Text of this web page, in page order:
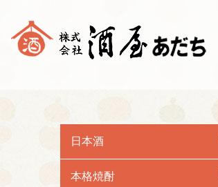
日本酒
本格焼酎